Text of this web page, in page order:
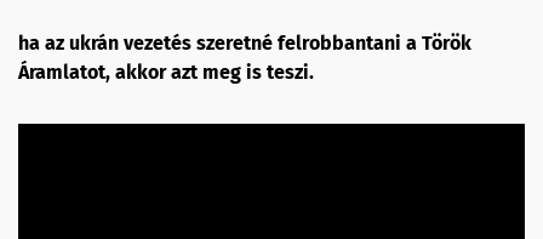
ha az ukrán vezetés szeretné felrobbantani a Török
Áramlatot, akkor azt meg is teszi.